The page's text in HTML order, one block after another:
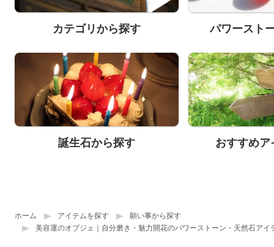
カテゴリから探す パワースト
誕生石から探す おすすめア
ホーム アイテムを探す
願い事から探す
美容運のオブジェ｜自分磨き・魅力開花のパワーストーン・天然石アイ